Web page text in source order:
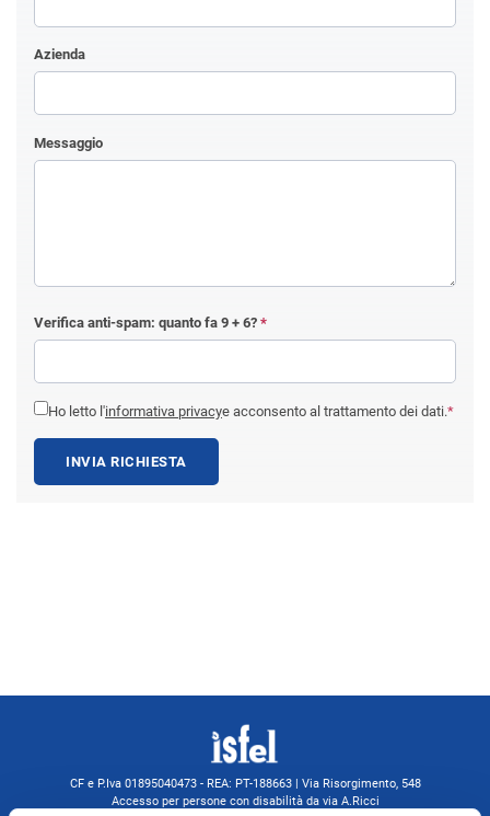
Azienda
Messaggio
Verifica anti-spam: quanto fa 9 + 6? *
Ho letto l'informativa privacye acconsento al trattamento dei dati.*
INVIA RICHIESTA
CF e P.Iva 01895040473 - REA: PT-188663 | Via Risorgimento, 548
Accesso per persone con disabilità da via A.Ricci